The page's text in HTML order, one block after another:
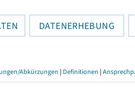
DATENERHEBUNG
Abkürzungen | Definitionen |